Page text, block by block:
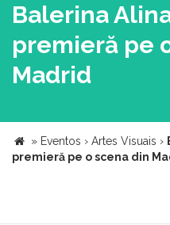
Balerina
premieră pe
Madrid
» Eventos › Artes Visuais ›
premieră pe o scena din